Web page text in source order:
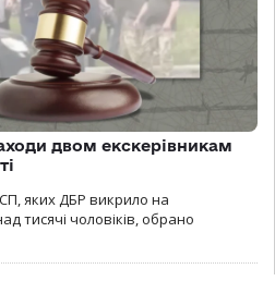
двом екскерівникам
яких ДБР викрило на
тисячі чоловіків, обрано